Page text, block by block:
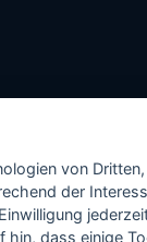
von
der
dass einige